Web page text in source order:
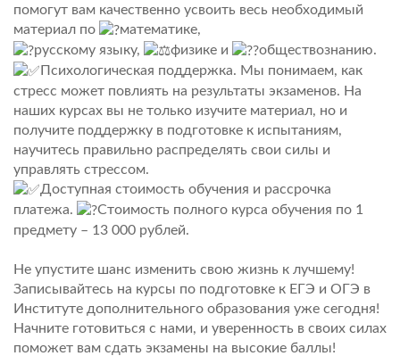
помогут вам качественно усвоить весь необходимый
материал по
математике,
русскому языку,
физике и
обществознанию.
Психологическая поддержка. Мы понимаем, как
стресс может повлиять на результаты экзаменов. На
наших курсах вы не только изучите материал, но и
получите поддержку в подготовке к испытаниям,
научитесь правильно распределять свои силы и
управлять стрессом.
Доступная стоимость обучения и рассрочка
платежа.
Стоимость полного курса обучения по 1
предмету – 13 000 рублей.
Не упустите шанс изменить свою жизнь к лучшему!
Записывайтесь на курсы по подготовке к ЕГЭ и ОГЭ в
Институте дополнительного образования уже сегодня!
Начните готовиться с нами, и уверенность в своих силах
поможет вам сдать экзамены на высокие баллы!